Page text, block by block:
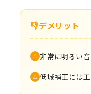
👎デメリット
△ 非常に明るい
△ 低域補正には